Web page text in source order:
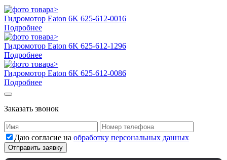
Гидромотор Eaton 6K 625-612-0016
Подробнее
Гидромотор Eaton 6K 625-612-1296
Подробнее
Гидромотор Eaton 6K 625-612-0086
Подробнее
Заказать звонок
Даю согласие на обработку персональных данных